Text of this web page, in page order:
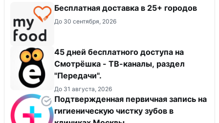
Бесплатная доставка в 25+ городов
До 30 сентября, 2026
45 дней бесплатного доступа на
Смотрёшка - ТВ-каналы, раздел
"Передачи".
До 31 августа, 2026
Подтвержденная первичная запись на
гигиеническую чистку зубов в